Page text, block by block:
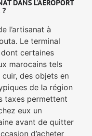
DANS L'AEROPORT
?
l’artisanat à
Le terminal
dont certaines
marocains tels
des objets en
de la région
taxes permettent
eux un
avant de quitter
d’acheter